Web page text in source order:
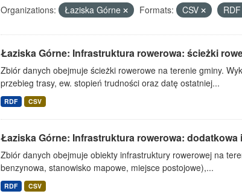
Organizations:
Łaziska Górne Formats: CSV RDF
Łaziska Górne: Infrastruktura rowerowa: ścieżki
Zbiór danych obejmuje ścieżki rowerowe na terenie gminy.
przebieg trasy, ew. stopień trudności oraz datę ostatniej...
RDF CSV
Łaziska Górne: Infrastruktura rowerowa:
Zbiór danych obejmuje obiekty infrastruktury rowerowej na
benzynowa, stanowisko mapowe, miejsce postojowe),...
RDF CSV